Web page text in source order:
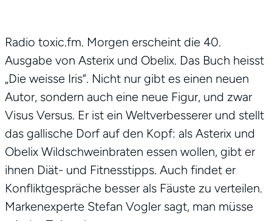
Radio toxic.fm. Morgen erscheint die 40.
Ausgabe von Asterix und Obelix. Das Buch heisst
„Die weisse Iris“. Nicht nur gibt es einen neuen
Autor, sondern auch eine neue Figur, und zwar
Visus Versus. Er ist ein Weltverbesserer und stellt
das gallische Dorf auf den Kopf: als Asterix und
Obelix Wildschweinbraten essen wollen, gibt er
ihnen Diät- und Fitnesstipps. Auch findet er
Konfliktgespräche besser als Fäuste zu verteilen.
Markenexperte Stefan Vogler sagt, man müsse